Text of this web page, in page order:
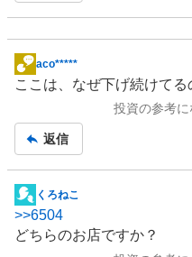
掲
示
事
aco*****
ここは、なぜ下げ続けてる
投資の参考に
返信
掲
示
板
くろねこ
>>6504
どちらのお店ですか？